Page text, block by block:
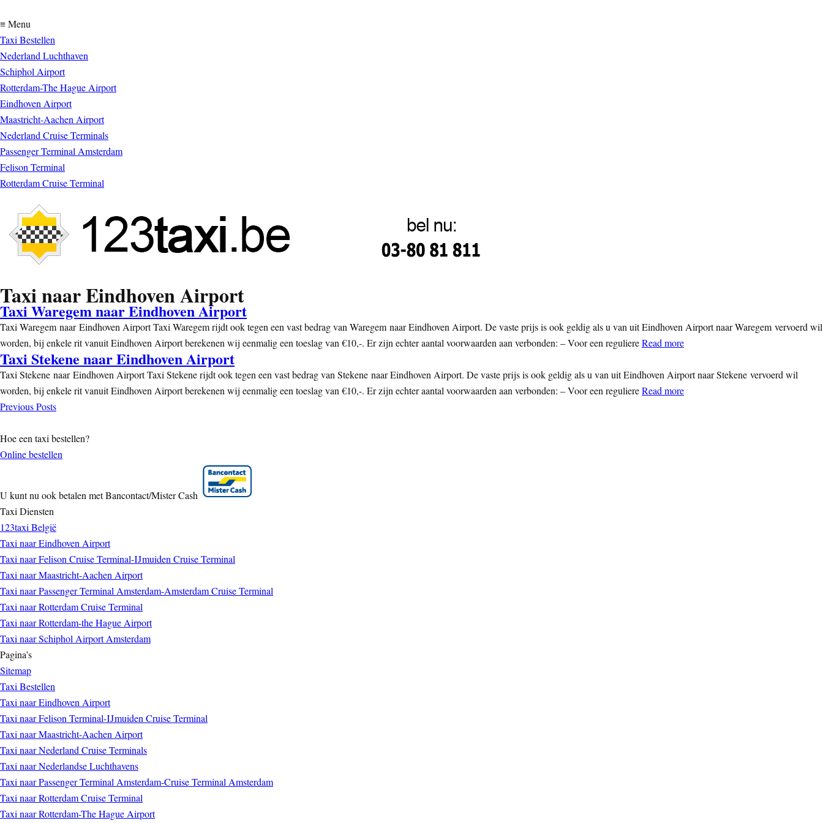
≡ Menu
Taxi Bestellen
Nederland Luchthaven
Schiphol Airport
Rotterdam-The Hague Airport
Eindhoven Airport
Maastricht-Aachen Airport
Nederland Cruise Terminals
Passenger Terminal Amsterdam
Felison Terminal
Rotterdam Cruise Terminal
Taxi naar Eindhoven Airport
Taxi Waregem naar Eindhoven Airport
Taxi Waregem naar Eindhoven Airport Taxi Waregem rijdt ook tegen een vast bedrag van Waregem naar Eindhoven Airport. De vaste prijs is ook geldig als u van uit Eindhoven Airport naar Waregem vervoerd wil
worden, bij enkele rit vanuit Eindhoven Airport berekenen wij eenmalig een toeslag van €10,-. Er zijn echter aantal voorwaarden aan verbonden: – Voor een reguliereRead more
Taxi Stekene naar Eindhoven Airport
Taxi Stekene naar Eindhoven Airport Taxi Stekene rijdt ook tegen een vast bedrag van Stekene naar Eindhoven Airport. De vaste prijs is ook geldig als u van uit Eindhoven Airport naar Stekene vervoerd wil
worden, bij enkele rit vanuit Eindhoven Airport berekenen wij eenmalig een toeslag van €10,-. Er zijn echter aantal voorwaarden aan verbonden: – Voor een reguliereRead more
Previous Posts
Hoe een taxi bestellen?
Online bestellen
U kunt nu ook betalen met Bancontact/Mister Cash
Taxi Diensten
123taxi België
Taxi naar Eindhoven Airport
Taxi naar Felison Cruise Terminal-IJmuiden Cruise Terminal
Taxi naar Maastricht-Aachen Airport
Taxi naar Passenger Terminal Amsterdam-Amsterdam Cruise Terminal
Taxi naar Rotterdam Cruise Terminal
Taxi naar Rotterdam-the Hague Airport
Taxi naar Schiphol Airport Amsterdam
Pagina’s
Sitemap
Taxi Bestellen
Taxi naar Eindhoven Airport
Taxi naar Felison Terminal-IJmuiden Cruise Terminal
Taxi naar Maastricht-Aachen Airport
Taxi naar Nederland Cruise Terminals
Taxi naar Nederlandse Luchthavens
Taxi naar Passenger Terminal Amsterdam-Cruise Terminal Amsterdam
Taxi naar Rotterdam Cruise Terminal
Taxi naar Rotterdam-The Hague Airport